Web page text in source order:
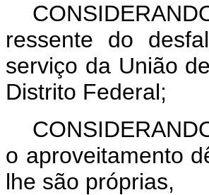
ressente do
serviço da União
Distrito Federal;
o aproveitamento
lhe são próprias,